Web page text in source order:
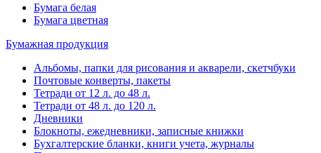
Бумага белая
Бумага цветная
Бумажная продукция
Альбомы, папки для рисования и акварели, скетчбуки
Почтовые конверты, пакеты
Тетради от 12 л. до 48 л.
Тетради от 48 л. до 120 л.
Дневники
Блокноты, ежедневники, записные книжки
Бухгалтерские бланки, книги учета, журналы